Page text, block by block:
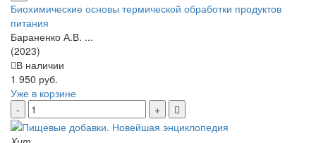
Биохимические основы термической обработки продуктов
питания
Бараненко А.В. ...
(2023)
В наличии
1 950 руб.
Уже в корзине